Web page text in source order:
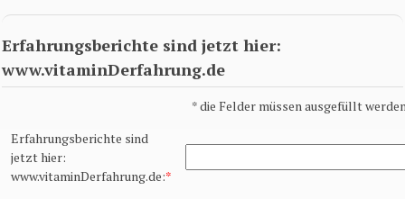
Erfahrungsberichte sind jetzt hier:
www.vitaminDerfahrung.de
*die Felder müssen ausgefüllt
Erfahrungsberichte sind
jetzt hier:
www.vitaminDerfahrung.de:*